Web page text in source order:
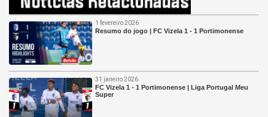
1 fevereiro 2026
Resumo do jogo | FC Vizela 1 - 1 Portimonense
31 janeiro 2026
FC Vizela 1 - 1 Portimonense | Liga Portugal Meu
Super